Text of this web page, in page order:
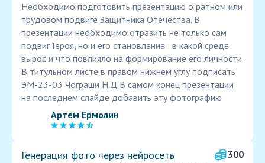
Необходимо подготовить презентацию о ратном или
трудовом подвиге Защитника Отечества. В
презентации необходимо отразить не только сам
подвиг Героя, но и его становление : в какой среде
вырос и что повлияло на формирование его личности.
В титульном листе в правом нижнем углу подписать
ЭМ-23-03 Чограши Н.Д В самом конец презентации
на последнем слайде добавить эту фотографию
Артем Ермолин
Генерация фото через нейросеть
300